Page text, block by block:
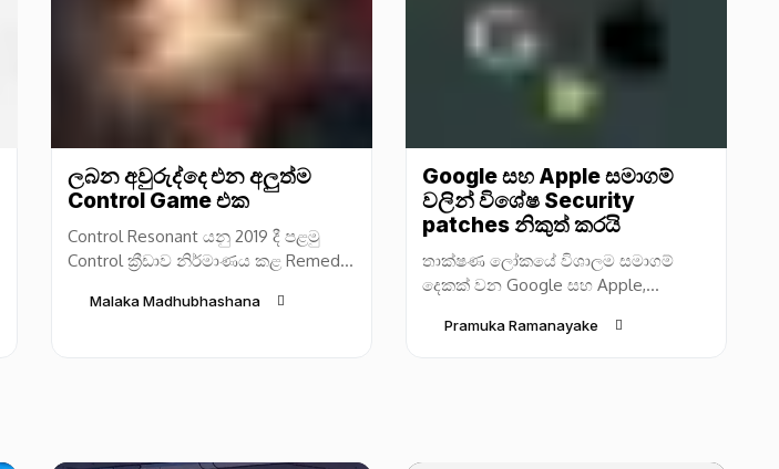
ලබන අවුරුද්දෙ එන අලුත්ම
Control Game එක
Control Resonant යනු 2019 දී පළමු
Control ක්‍රීඩාව නිර්මාණය කළ Remedy
ලද නව video game එකකි. මෙම නව
Malaka Madhubhashana
Google සහ Apple සමාගම්
වලින් විශේෂ Security
patches නිකුත් කරයි
තාක්ෂණ ලෝකයේ විශාලම සමාගම්
දෙකක් වන Google සහ Apple,
සයිබර් ආක්‍රමණ කිහිපයක් හේතුවෙන්,
Pramuka Ramanayake